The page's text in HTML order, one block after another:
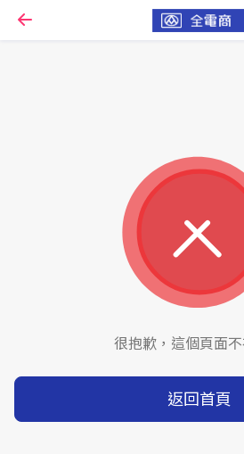
很抱歉，這個頁面不
返回首頁